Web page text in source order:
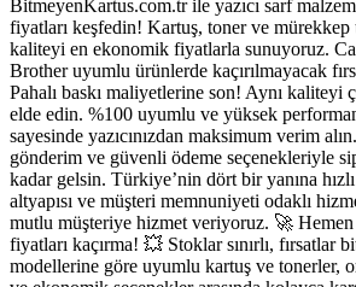
BitmeyenKartus.com.tr ile yazıcı sarf
fiyatları keşfedin! Kartuş, toner ve
kaliteyi en ekonomik fiyatlarla sunuyoruz.
Brother uyumlu ürünlerde kaçırılmayacak
Pahalı baskı maliyetlerine son! Aynı kaliteyi
elde edin. %100 uyumlu ve yüksek
sayesinde yazıcınızdan maksimum verim
gönderim ve güvenli ödeme seçenekleriyle
kadar gelsin. Türkiye’nin dört bir yanına
altyapısı ve müşteri memnuniyeti odaklı
mutlu müşteriye hizmet veriyoruz. 🚀 Hemen
fiyatları kaçırma! 💥 Stoklar sınırlı, fırsatlar
modellerine göre uyumlu kartuş ve tonerler,